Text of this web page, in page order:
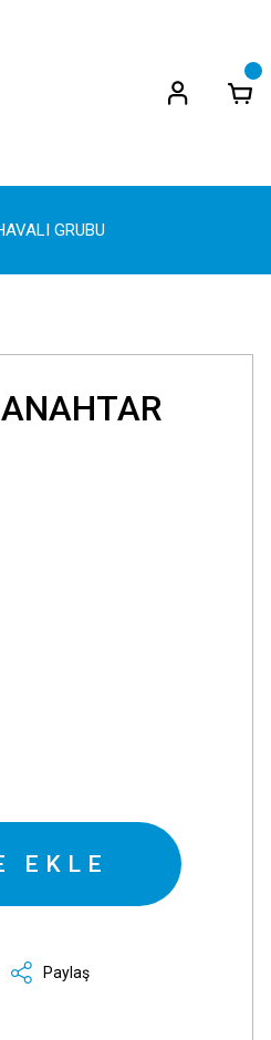
GRUBU
EKLE
Paylaş